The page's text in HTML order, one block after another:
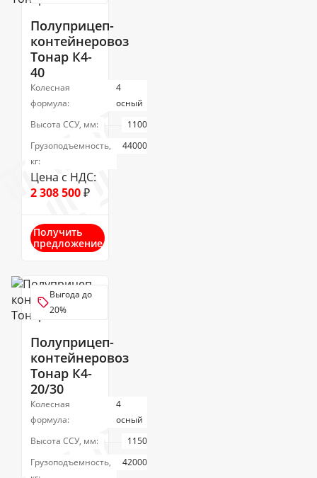
Полуприцеп-
контейнеровоз
Тонар К4-
40
Колесная
формула:
4
осный
Высота ССУ, мм:
1100
Грузоподъемность,
кг:
44000
Цена с НДС:
2 308 500₽
Получить
предложение
Выгода до
20%
Полуприцеп-
контейнеровоз
Тонар К4-
20/30
Колесная
формула:
4
осный
Высота ССУ, мм:
1150
Грузоподъемность,
42000